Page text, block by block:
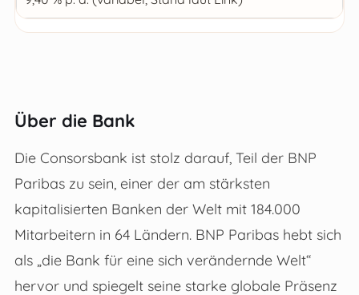
Über die Bank
Die Consorsbank ist stolz darauf, Teil der BNP
Paribas zu sein, einer der am stärksten
kapitalisierten Banken der Welt mit 184.000
Mitarbeitern in 64 Ländern. BNP Paribas hebt sich
als „die Bank für eine sich verändernde Welt“
hervor und spiegelt seine starke globale Präsenz